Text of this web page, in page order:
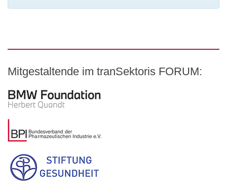
Mitgestaltende im tranSektoris FORUM:
Logo – BMW Foundation Herbert Quandt
Logo – BDI Bundesverband der Pharmazeutischen
Logo – Stiftung Gesundheit